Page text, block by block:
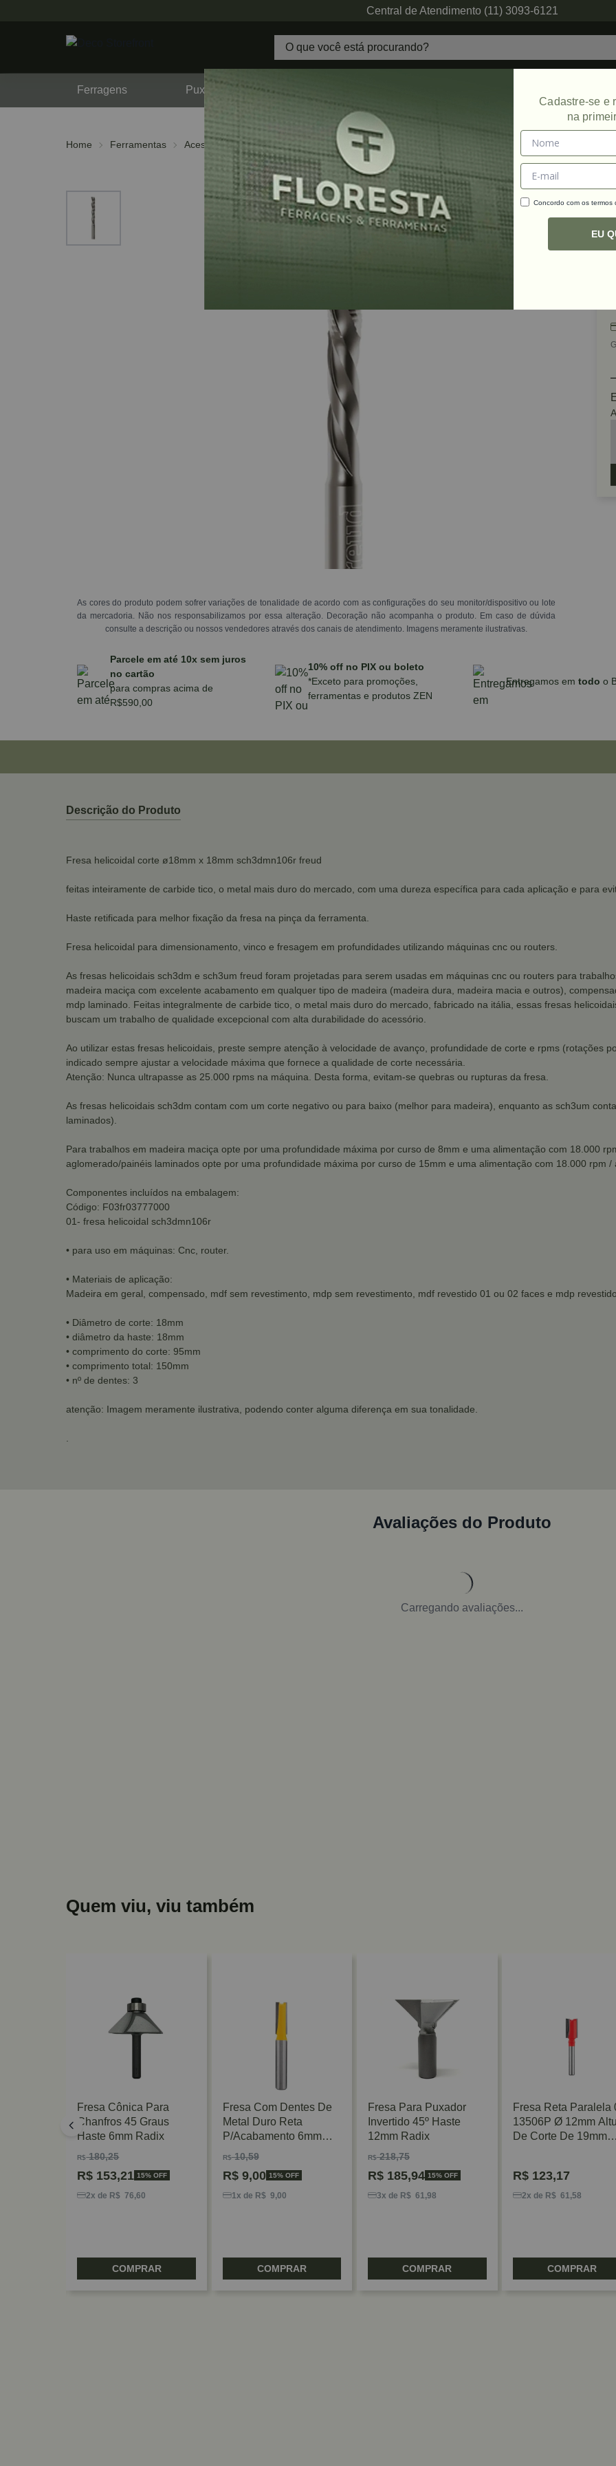
Central de Atendimento (11) 3093-6121
Ferragens Puxadores
Home Ferramentas Acessórios Fresas
As cores do produto podem sofrer variações de tonalidade de acordo com as configurações do seu monitor/dispositivo ou lote
da mercadoria. Não nos responsabilizamos por essa alteração. Decoração não acompanha o produto. Em caso de dúvida
consulte a descrição ou nossos vendedores através dos canais de atendimento. Imagens meramente ilustrativas.
Parcele em até 10x sem juros
no cartão
para compras acima de
R$590,00
10% off no PIX ou boleto
*Exceto para promoções,
ferramentas e produtos ZEN
Entregamos em todo o
Descrição do Produto
Fresa helicoidal corte ø18mm x 18mm sch3dmn106r freud
feitas inteiramente de carbide tico, o metal mais duro do mercado, com uma dureza específica para cada aplicação e para
Haste retificada para melhor fixação da fresa na pinça da ferramenta.
Fresa helicoidal para dimensionamento, vinco e fresagem em profundidades utilizando máquinas cnc ou routers.
As fresas helicoidais sch3dm e sch3um freud foram projetadas para serem usadas em máquinas cnc ou routers para
madeira maciça com excelente acabamento em qualquer tipo de madeira (madeira dura, madeira macia e outros),
mdp laminado. Feitas integralmente de carbide tico, o metal mais duro do mercado, fabricado na itália, essas fresas
buscam um trabalho de qualidade excepcional com alta durabilidade do acessório.
Ao utilizar estas fresas helicoidais, preste sempre atenção à velocidade de avanço, profundidade de corte e rpms (rotações
indicado sempre ajustar a velocidade máxima que fornece a qualidade de corte necessária.
Atenção: Nunca ultrapasse as 25.000 rpms na máquina. Desta forma, evitam-se quebras ou rupturas da fresa.
As fresas helicoidais sch3dm contam com um corte negativo ou para baixo (melhor para madeira), enquanto as sch3um
laminados).
Para trabalhos em madeira maciça opte por uma profundidade máxima por curso de 8mm e uma alimentação com 18.000
aglomerado/painéis laminados opte por uma profundidade máxima por curso de 15mm e uma alimentação com 18.000 rpm /
Componentes incluídos na embalagem:
Código: F03fr03777000
01- fresa helicoidal sch3dmn106r
• para uso em máquinas: Cnc, router.
• Materiais de aplicação:
Madeira em geral, compensado, mdf sem revestimento, mdp sem revestimento, mdf revestido 01 ou 02 faces e mdp
• Diâmetro de corte: 18mm
• diâmetro da haste: 18mm
• comprimento do corte: 95mm
• comprimento total: 150mm
• nº de dentes: 3
atenção: Imagem meramente ilustrativa, podendo conter alguma diferença em sua tonalidade.
Avaliações do Produto
Carregando avaliações...
Quem viu, viu também
Fresa Cônica Para
Chanfros 45 Graus
Haste 6mm Radix
R$180,25
R$ 153,21 15% OFF
2x de R$ 76,60
COMPRAR
Fresa Com Dentes De
Metal Duro Reta
P/acabamento 6mm
Vonder
R$10,59
R$9,00 15% OFF
1x de R$ 9,00
COMPRAR
Fresa Para Puxador
Invertido 45º Haste
12mm Radix
R$218,75
R$185,94 15% OFF
3x de R$ 61,98
COMPRAR
Fresa Reta Paralela
13506P Ø 12mm
De Corte De 19mm
R$123,17
2x de R$ 61,58
COMPRAR
Cadastre-se e
na
Concordo com os termos
EU